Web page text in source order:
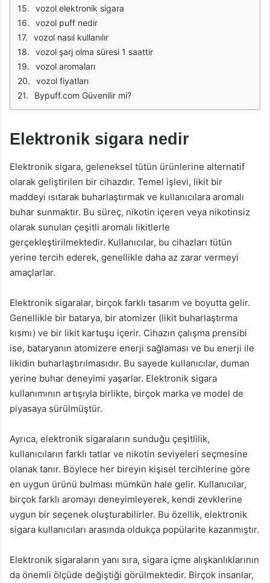
vozol elektronik sigara
vozol puff nedir
vozol nasıl kullanılır
vozol şarj olma süresi 1 saattir
vozol aromaları
vozol fiyatları
Bypuff.com Güvenilir mi?
Elektronik sigara nedir
Elektronik sigara, geleneksel tütün ürünlerine alternatif
olarak geliştirilen bir cihazdır. Temel işlevi, likit bir
maddeyi ısıtarak buharlaştırmak ve kullanıcılara aromalı
buhar sunmaktır. Bu süreç, nikotin içeren veya nikotinsiz
olarak sunulan çeşitli aromalı likitlerle
gerçekleştirilmektedir. Kullanıcılar, bu cihazları tütün
yerine tercih ederek, genellikle daha az zarar vermeyi
amaçlarlar.
Elektronik sigaralar, birçok farklı tasarım ve boyutta gelir.
Genellikle bir batarya, bir atomizer (likit buharlaştırma
kısmı) ve bir likit kartuşu içerir. Cihazın çalışma prensibi
ise, bataryanın atomizere enerji sağlaması ve bu enerji ile
likidin buharlaştırılmasıdır. Bu sayede kullanıcılar, duman
yerine buhar deneyimi yaşarlar. Elektronik sigara
kullanımının artışıyla birlikte, birçok marka ve model de
piyasaya sürülmüştür.
Ayrıca, elektronik sigaraların sunduğu çeşitlilik,
kullanıcıların farklı tatlar ve nikotin seviyeleri seçmesine
olanak tanır. Böylece her bireyin kişisel tercihlerine göre
en uygun ürünü bulması mümkün hale gelir. Kullanıcılar,
birçok farklı aromayı deneyimleyerek, kendi zevklerine
uygun bir seçenek oluşturabilirler. Bu özellik, elektronik
sigara kullanıcıları arasında oldukça popülarite kazanmıştır.
Elektronik sigaraların yanı sıra, sigara içme alışkanlıklarının
da önemli ölçüde değiştiği görülmektedir. Birçok insanlar,